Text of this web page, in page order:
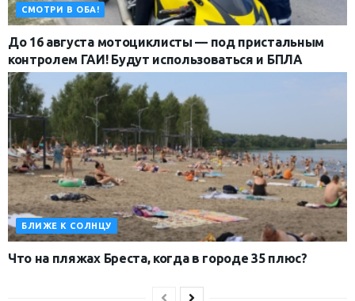
СМОТРИ В ОБА!
До 16 августа мотоциклисты — под пристальным
контролем ГАИ! Будут использоваться и БПЛА
БЛИЖЕ К СОЛНЦУ
Что на пляжах Бреста, когда в городе 35 плюс?